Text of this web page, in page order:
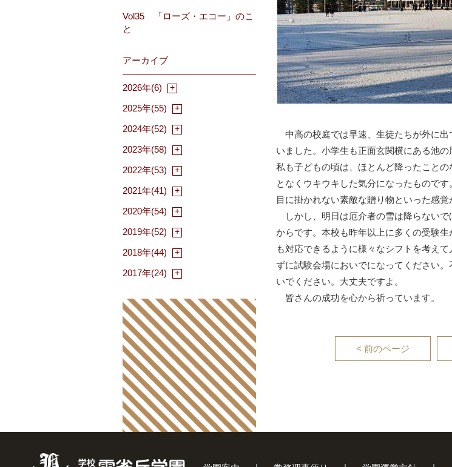
中高の校庭では早速、生徒たちが外に出
いました。小学生も正面玄関横にある池
私も子どもの頃は、ほとんど降ったこと
となくウキウキした気分になったもので
目に掛かれない素敵な贈り物といった感覚
しかし、明日は厄介者の雪は降らない
からです。本校も昨年以上に多くの受験
も対応できるように様々なシフトを考え
ずに試験会場においでになってください
いでください。大丈夫ですよ。
皆さんの成功を心から祈っています。
< 前のページ
Vol35 「ローズ・エコー」のこ
と
アーカイブ
2026年(6)
2025年(55)
2024年(52)
2023年(58)
2022年(53)
2021年(41)
2020年(54)
2019年(52)
2018年(44)
2017年(24)